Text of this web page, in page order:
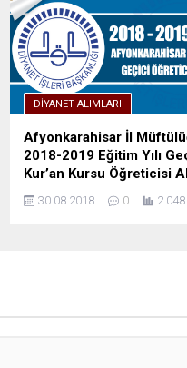
DIYANET ALIMLARI
Afyonkarahisar İl
2018-2019 Eğitim Yılı
Kur’an Kursu Öğreticisi
30.08.2018 0 2.048